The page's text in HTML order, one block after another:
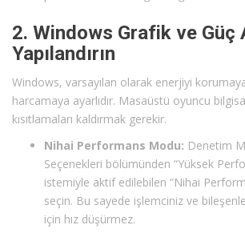
2. Windows Grafik ve Güç
Yapılandırın
Windows, varsayılan olarak enerjiyi
harcamaya ayarlıdır. Masaüstü oyuncu
kısıtlamaları kaldırmak gerekir.
Nihai Performans Modu: Denetim
Seçenekleri bölümünden “Yüksek
istemiyle aktif edilebilen “Nihai
seçin. Bu sayede işlemciniz ve
için hız düşürmez.